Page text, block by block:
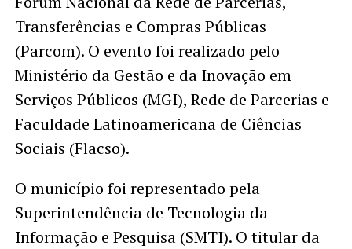
Transferências e Compras Públicas
(Parcom). O evento foi realizado pelo
Ministério da Gestão e da Inovação em
Serviços Públicos (MGI), Rede de Parcerias e
Faculdade Latinoamericana de Ciências
Sociais (Flacso).
O município foi representado pela
Superintendência de Tecnologia da
Informação e Pesquisa (SMTI). O titular da